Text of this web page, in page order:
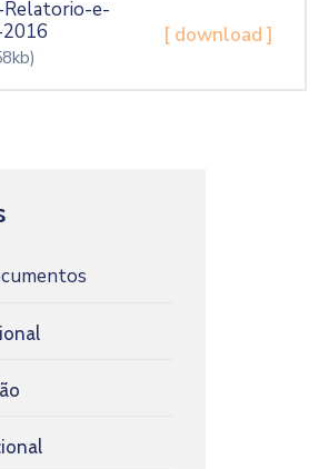
Relatorio-e-
[ download ]